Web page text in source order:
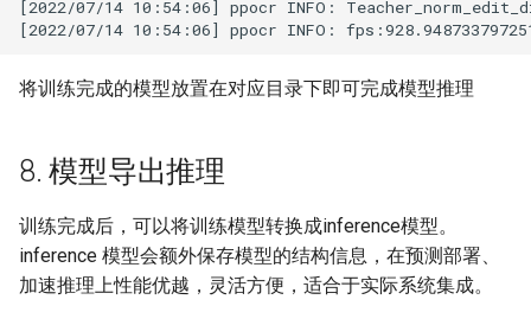
将训练完成的模型放置在对应目录下即可完成模型推理
8. 模型导出推理
训练完成后，可以将训练模型转换成inference模型。
inference 模型会额外保存模型的结构信息，在预测部署、
加速推理上性能优越，灵活方便，适合于实际系统集成。